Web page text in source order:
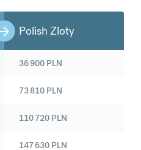
Polish Zloty
36 900 PLN
73 810 PLN
110 720 PLN
147 630 PLN